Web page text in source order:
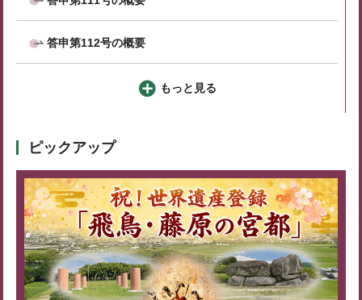
答申第112号の概要
もっと見る
ピックアップ